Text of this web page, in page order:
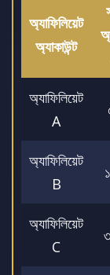
অ্যাফিলিয়েট
অ্যাকাউন্ট
অ্যাফিলিয়েট
A
অ্যাফিলিয়েট
B
অ্যাফিলিয়েট
C